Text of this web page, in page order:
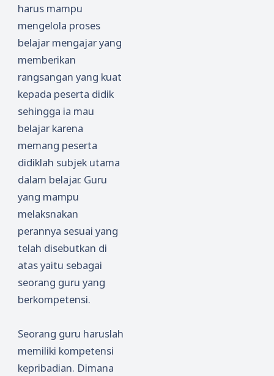
harus mampu
mengelola proses
belajar mengajar yang
memberikan
rangsangan yang kuat
kepada peserta didik
sehingga ia mau
belajar karena
memang peserta
didiklah subjek utama
dalam belajar. Guru
yang mampu
melaksnakan
perannya sesuai yang
telah disebutkan di
atas yaitu sebagai
seorang guru yang
berkompetensi.
Seorang guru haruslah
memiliki kompetensi
kepribadian. Dimana